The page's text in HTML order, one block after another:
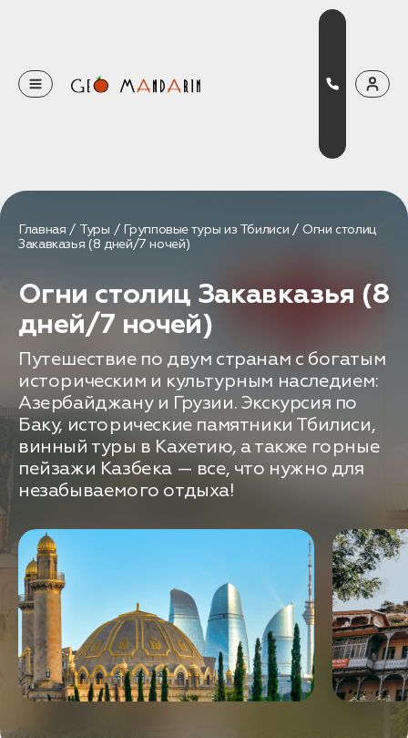
Главная Туры Групповые туры из Тбилиси
Огни столиц
Закавказья (8 дней/7 ночей)
Огни столиц Закавказья (8
дней/7 ночей)
Путешествие по двум странам с богатым
историческим и культурным наследием:
Азербайджану и Грузии. Экскурсия по
Баку, исторические памятники Тбилиси,
винный туры в Кахетию, а также горные
пейзажи Казбека — все, что нужно для
незабываемого отдыха!
Оставьте свои данные
Наш менеджер скоро свяжется с вами
Бронирование
Оставьте свои данные, чтобы мы могли
связаться с вами
Дата:0
Кол-во человек:0
Оставить заявку
Нажимая на кнопку, вы соглашаетесь с условиями
Политики конфиденциальности